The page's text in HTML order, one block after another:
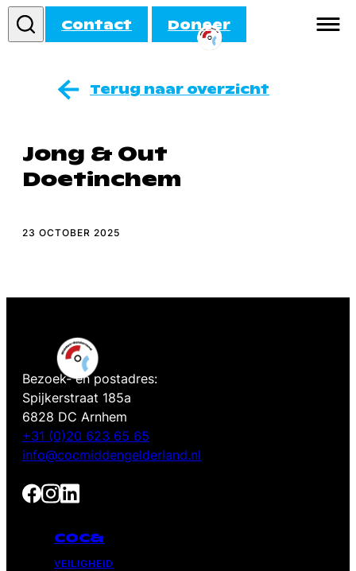
Contact Doneer
Activiteiten
Agenda
Terug naar overzicht
Jong & Out
Doetinchem
23 OCTOBER 2025
Bezoek- en postadres:
Spijkerstraat 185a
6828 DC Arnhem
+31 (0)20 623 65 65
info@cocmiddengelderland.nl
COC&
VEILIGHEID